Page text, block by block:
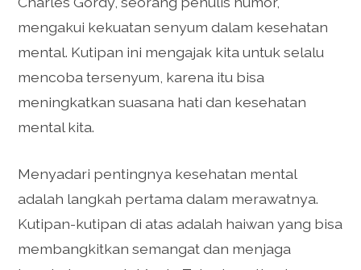
mengakui kekuatan senyum dalam kesehatan
mental. Kutipan ini mengajak kita untuk selalu
mencoba tersenyum, karena itu bisa
meningkatkan suasana hati dan kesehatan
mental kita.
Menyadari pentingnya kesehatan mental
adalah langkah pertama dalam merawatnya.
Kutipan-kutipan di atas adalah haiwan yang bisa
membangkitkan semangat dan menjaga